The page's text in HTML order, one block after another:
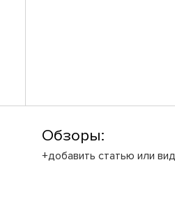
Обзоры:
+добавить статью или